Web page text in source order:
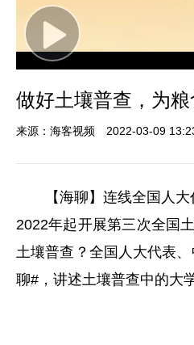
Play
Video
做好土壤普查，为
来源：海客视频 2022-03-09
【海聊】连线全国人
2022年起开展第三次全国
土壤普查？全国人大代表
聊#，讲述土壤普查中的大